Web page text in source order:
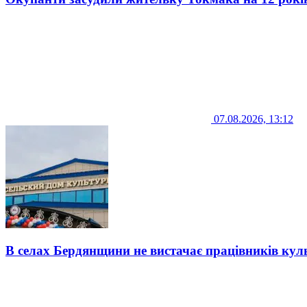
07.08.2026, 13:12
В селах Бердянщини не вистачає працівників